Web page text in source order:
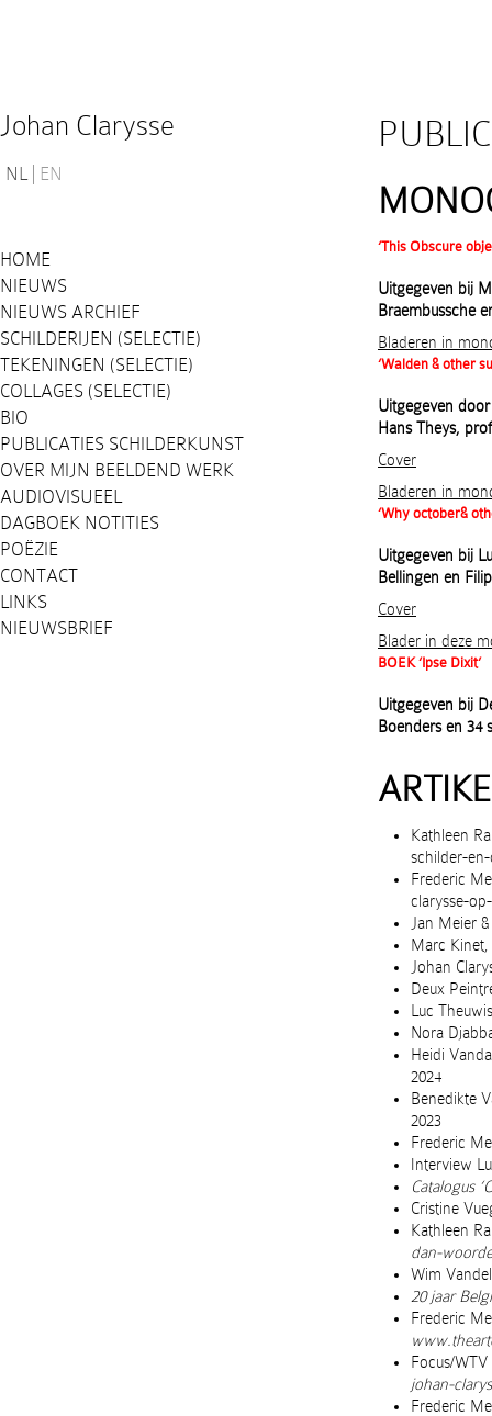
Johan Clarysse
NL EN
HOME
NIEUWS
NIEUWS ARCHIEF
SCHILDERIJEN (SELECTIE)
TEKENINGEN (SELECTIE)
COLLAGES (SELECTIE)
BIO
PUBLICATIES SCHILDERKUNST
OVER MIJN BEELDEND WERK
AUDIOVISUEEL
DAGBOEK NOTITIES
POËZIE
CONTACT
LINKS
NIEUWSBRIEF
‘This Obscure
Uitgegeven bij
Braembussche
Bladeren in
‘Walden & other
Uitgegeven
Hans Theys,
Cover
Bladeren in
‘Why october&
Uitgegeven bij
Bellingen en
Cover
Blader in deze
BOEK ‘Ipse Dixit’
Uitgegeven bij
Boenders en 34
Kathleen
schilder-
Frederic
clarysse-
Jan Meier
Marc
Johan
Deux
Luc
Nora
Heidi
2024
Benedikte
2023
Frederic
Interview
Catalogus
Cristine
Kathleen
dan-
Wim
20 jaar
Frederic
Focus/
johan-
Frederic